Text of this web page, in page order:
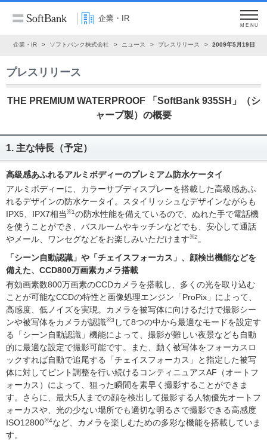
企業・IR
MENU
企業・IR ソフトバンク株式会社 ニュース プレスリリース 2009年5月19日
プレスリリース
THE PREMIUM WATERPROOF 「SoftBank 935SH」（シ
ャープ製）の概要
1. 主な特長（予定）
高級感あふれるアルミボディーのプレミアム防水ケータイ
アルミボディーに、カラーサブディスプレーを搭載した高級感あふ
れるデザインの防水ケータイ。スタイリッシュなデザインながらも
IPX5、IPX7相当※1の防水性能を備えているので、ぬれた手で電話機
を使うことができ、バスルームやキッチンなどでも、安心して通話
やメール、ワンセグなどをお楽しみいただけます※2 。
「シーン自動認識」や「チェイスフォーカス」、顔検出機能などを
備えた、CCD800万画素カメラ搭載
有効画素数800万画素のCCDカメラを搭載し、多くの光を取り込む
ことが可能なCCDの特性と画像処理エンジン「ProPix」によって、
高感度、低ノイズを実現。カメラを被写体に向けるだけで撮影シー
ンや被写体をカメラが認識※3 して8つの中から最適なモードを設定す
る「シーン自動認識」機能によって、撮影が難しい夜景なども自動
的に最適な設定で撮影可能です。また、動く被写体をフォーカスロ
ックすれば自動で追尾する「チェイスフォーカス」と指定した被写
体に対してピント調整を行い続けるコンティニュアスAF（オートフ
ォーカス）によって、狙った瞬間を素早く撮影することができま
す。さらに、最大5人までの顔を検出して撮影する人物優先オートフ
ォーカスや、光の少ない場所でも適切な明るさで撮影できる高感度
ISO12800※4など、カメラを楽しむための多彩な機能を搭載していま
す。